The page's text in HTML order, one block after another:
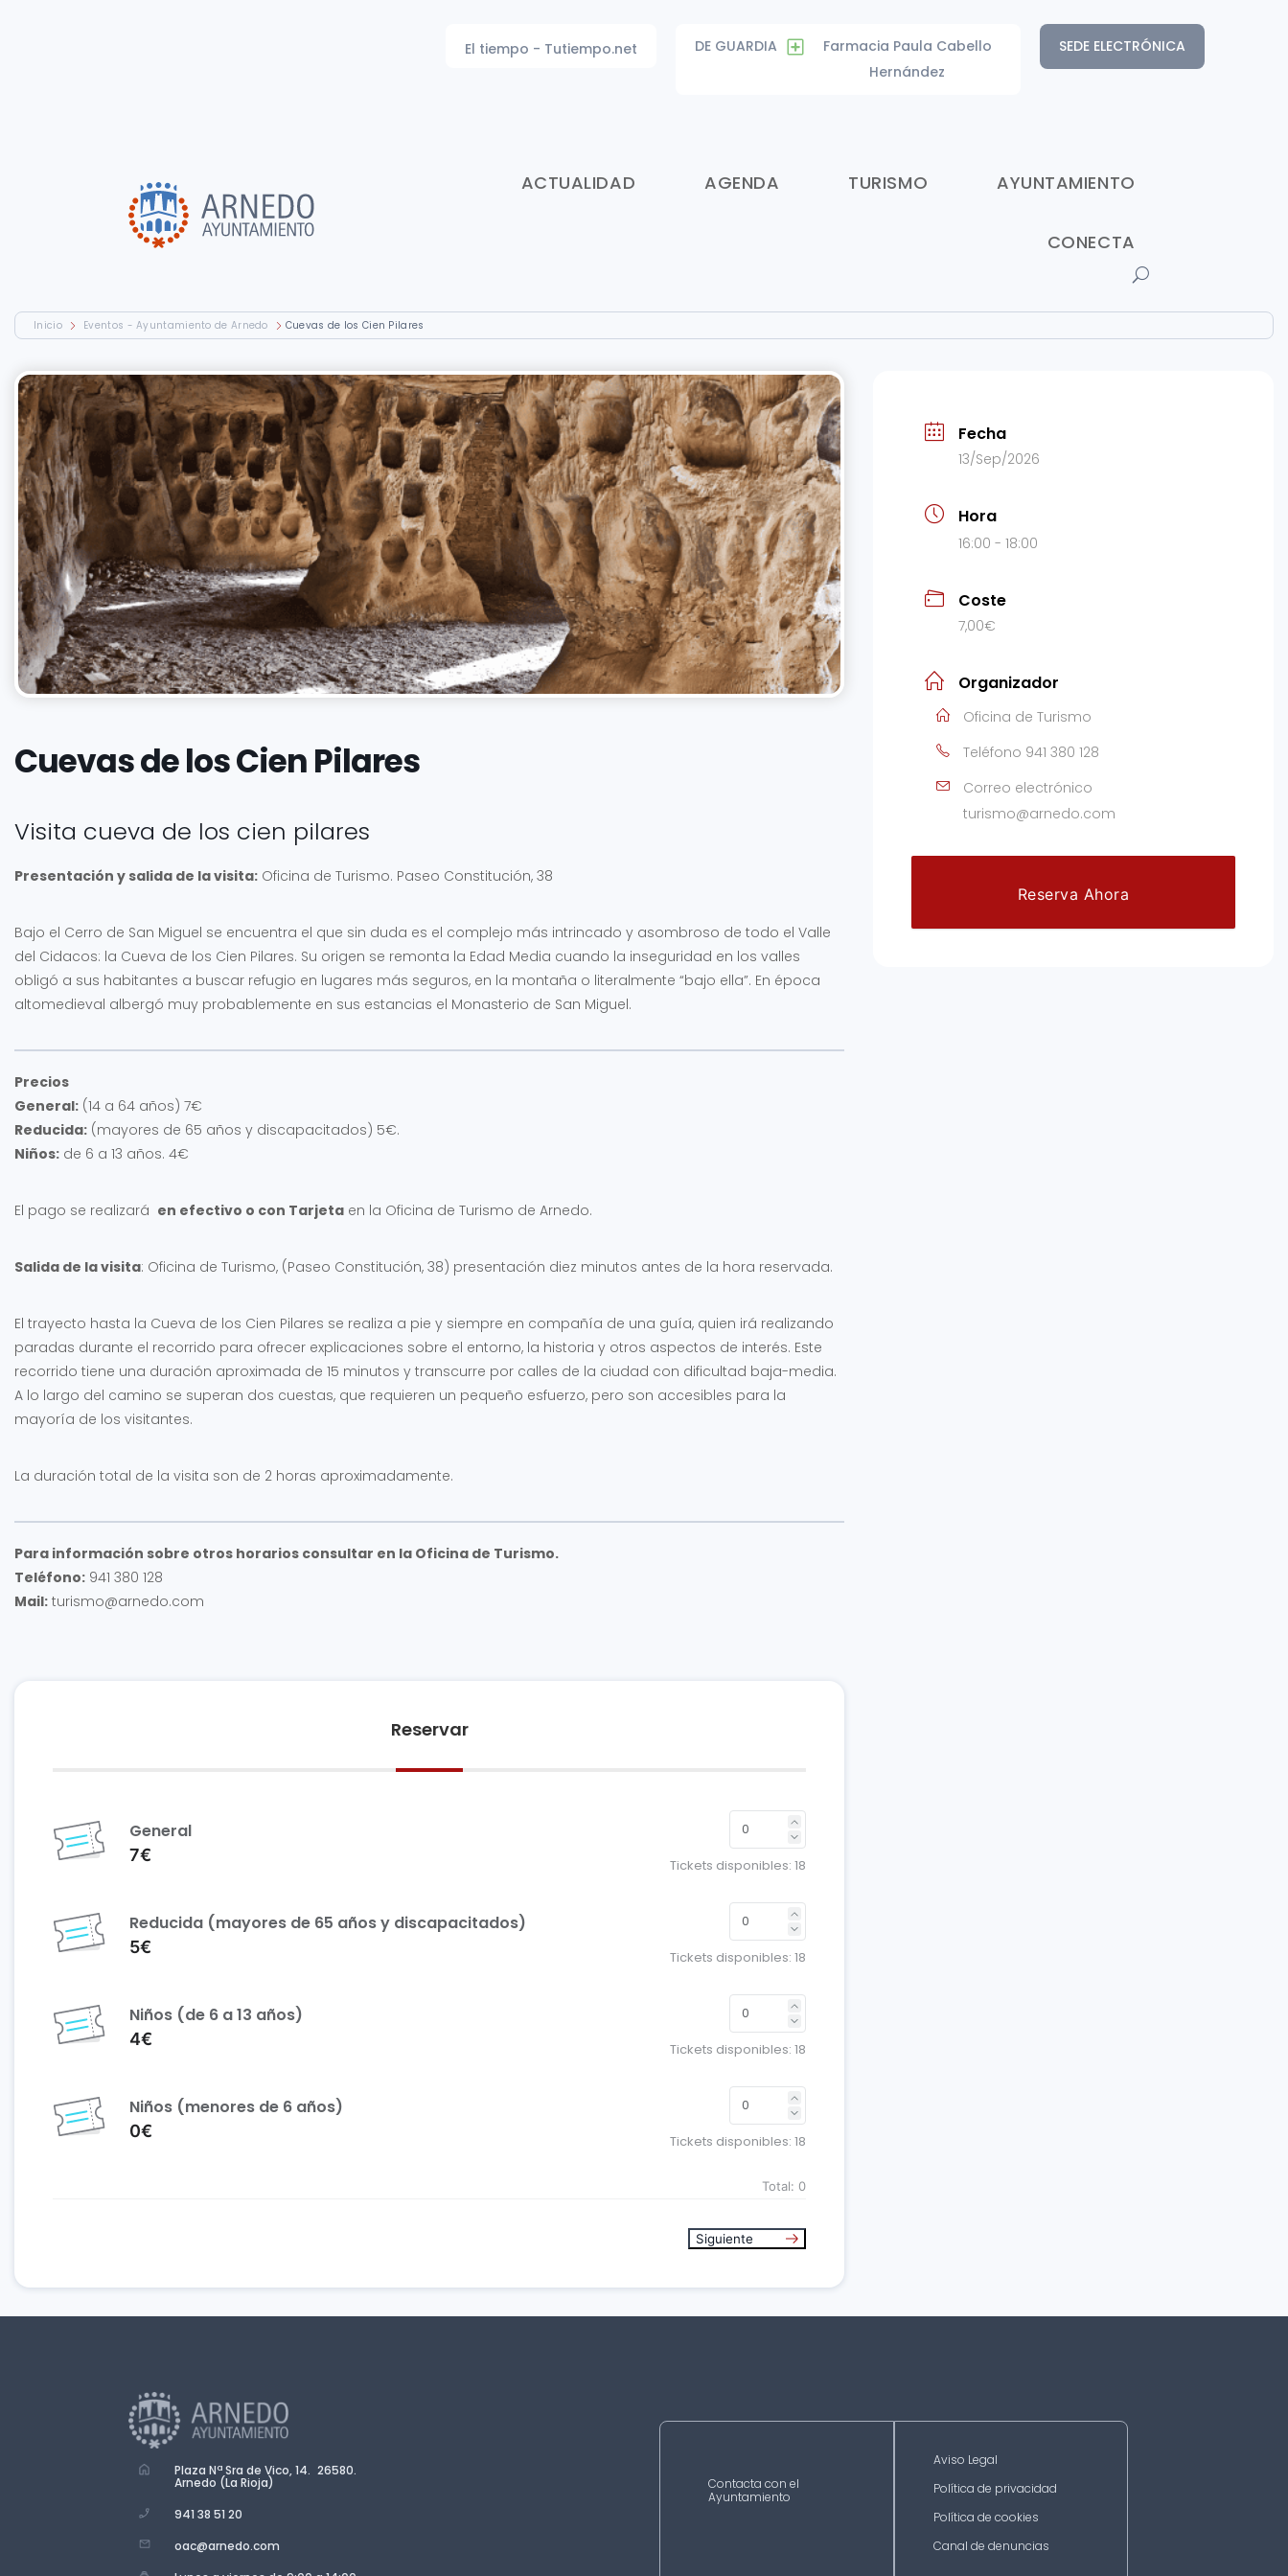
SEDE ELECTRÓNICA
DE GUARDIA
Farmacia Paula Cabello
Hernández
El tiempo - Tutiempo.net
ACTUALIDAD AGENDA TURISMO AYUNTAMIENTO
CONECTA
Inicio Eventos - Ayuntamiento de Arnedo Cuevas de los Cien Pilares
Cuevas de los Cien Pilares
Visita cueva de los cien pilares
Presentación y salida de la visita: Oficina de Turismo. Paseo Constitución, 38
Bajo el Cerro de San Miguel se encuentra el que sin duda es el complejo más intrincado y asombroso de todo el Valle
del Cidacos: la Cueva de los Cien Pilares. Su origen se remonta la Edad Media cuando la inseguridad en los valles
obligó a sus habitantes a buscar refugio en lugares más seguros, en la montaña o literalmente “bajo ella”. En época
altomedieval albergó muy probablemente en sus estancias el Monasterio de San Miguel.
Precios
General: (14 a 64 años) 7€
Reducida: (mayores de 65 años y discapacitados) 5€.
Niños: de 6 a 13 años. 4€
El pago se realizará en efectivo o con Tarjeta en la Oficina de Turismo de Arnedo.
Salida de la visita: Oficina de Turismo, (Paseo Constitución, 38) presentación diez minutos antes de la hora reservada.
El trayecto hasta la Cueva de los Cien Pilares se realiza a pie y siempre en compañía de una guía, quien irá realizando
paradas durante el recorrido para ofrecer explicaciones sobre el entorno, la historia y otros aspectos de interés. Este
recorrido tiene una duración aproximada de 15 minutos y transcurre por calles de la ciudad con dificultad baja-media.
A lo largo del camino se superan dos cuestas, que requieren un pequeño esfuerzo, pero son accesibles para la
mayoría de los visitantes.
La duración total de la visita son de 2 horas aproximadamente.
Para información sobre otros horarios consultar en la Oficina de Turismo.
Teléfono: 941 380 128
Mail: turismo@arnedo.com
Reservar
General
7€
Tickets disponibles: 18
Reducida (mayores de 65 años y discapacitados)
5€
Tickets disponibles: 18
Niños (de 6 a 13 años)
4€
Tickets disponibles: 18
Niños (menores de 6 años)
0€
Tickets disponibles: 18
Total: 0
Siguiente
Fecha
13/Sep/2026
Hora
16:00 - 18:00
Coste
7,00€
Organizador
Oficina de Turismo
Teléfono 941 380 128
Correo electrónico
turismo@arnedo.com
Reserva Ahora
Plaza Nª Sra de Vico, 14. 26580.
Arnedo (La Rioja)
941 38 51 20
oac@arnedo.com
Contacta con el
Ayuntamiento
Aviso Legal
Política de privacidad
Política de cookies
Canal de denuncias